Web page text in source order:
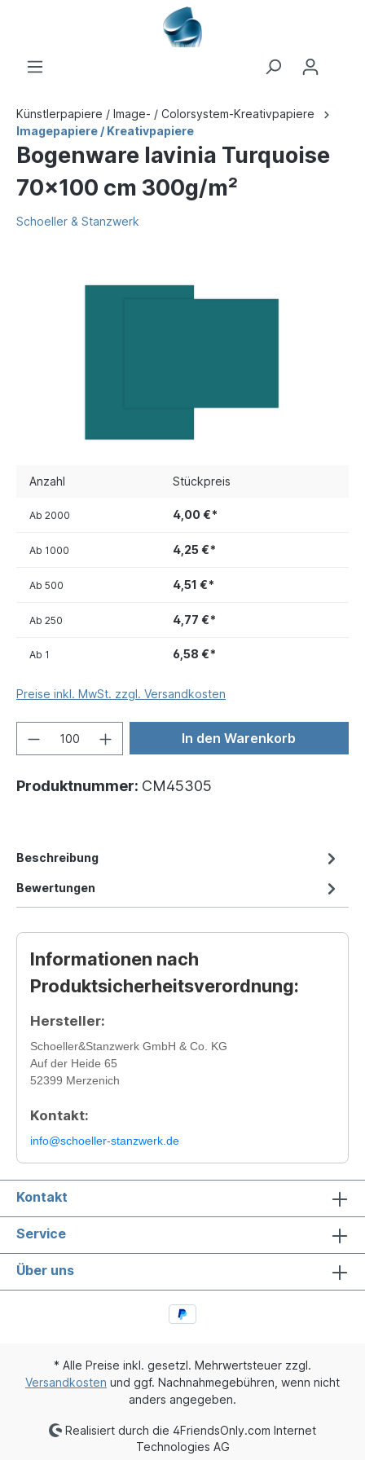
Künstlerpapiere / Image- / Colorsystem-Kreativpapiere
Imagepapiere / Kreativpapiere
Bogenware lavinia Turquoise
70x100 cm 300g/m²
Schoeller & Stanzwerk
Anzahl Stückpreis
Ab 1 6,58 €*
Ab 250 4,77 €*
Ab 500 4,51 €*
Ab 1000 4,25 €*
Ab 2000 4,00 €*
Preise inkl. MwSt. zzgl. Versandkosten
In den Warenkorb
Produktnummer: CM45305
Beschreibung
Bewertungen
Informationen nach
Produktsicherheitsverordnung:
Hersteller:
Schoeller&Stanzwerk GmbH & Co. KG
Auf der Heide 65
52399 Merzenich
Kontakt:
info@schoeller-stanzwerk.de
Kontakt
Service
Über uns
* Alle Preise inkl. gesetzl. Mehrwertsteuer zzgl.
Versandkosten und ggf. Nachnahmegebühren, wenn nicht
anders angegeben.
Realisiert durch die 4FriendsOnly.com Internet
Technologies AG